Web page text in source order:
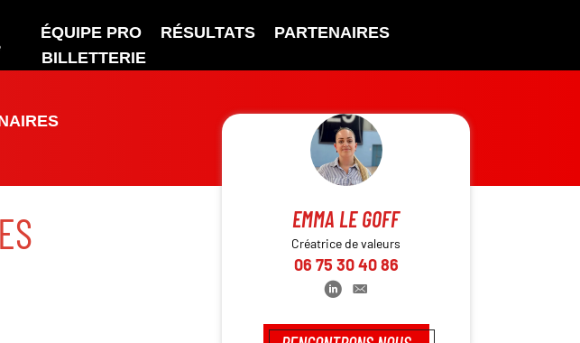
ÉQUIPE PRO RÉSULTATS
PARTENAIRES
BILLETTERIE
EMMA LE GOFF
Créatrice de valeurs
06 75 30 40 86